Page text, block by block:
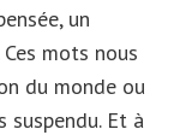
un
mots nous
du monde ou
suspendu. Et à